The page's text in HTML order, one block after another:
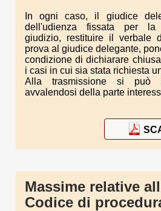
In ogni caso, il giudice
dell'udienza fissata per la
giudizio, restituire il verbale
prova al giudice delegante,
condizione di dichiarare
i casi in cui sia stata richiesta
Alla trasmissione si può
avvalendosi della parte
Massime relative
Codice di